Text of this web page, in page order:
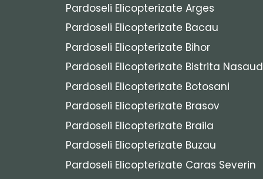
Pardoseli Elicopterizate Arges
Pardoseli Elicopterizate Bacau
Pardoseli Elicopterizate Bihor
Pardoseli Elicopterizate Bistrita Nasaud
Pardoseli Elicopterizate Botosani
Pardoseli Elicopterizate Brasov
Pardoseli Elicopterizate Braila
Pardoseli Elicopterizate Buzau
Pardoseli Elicopterizate Caras Severin